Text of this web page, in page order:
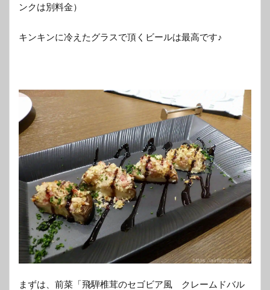
ンクは別料金）
キンキンに冷えたグラスで頂くビールは最高です♪
まずは、前菜「飛騨椎茸のセゴビア風 クレームドバル